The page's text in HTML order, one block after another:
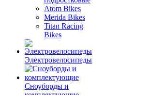
Atom Bikes
Merida Bikes
Titan Racing
Bikes
Электровелосипеды
Cноуборды и